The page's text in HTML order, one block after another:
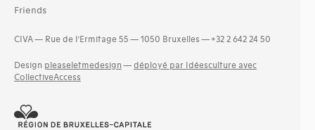
Friends
CIVA — Rue de l’Ermitage 55 — 1050 Bruxelles — +32 2 642 24 50
Design pleaseletmedesign — déployé par Idéesculture avec
CollectiveAccess